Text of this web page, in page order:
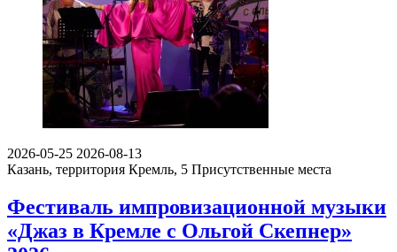
2026-05-25 2026-08-13
Казань, территория Кремль, 5 Присутственные места
Фестиваль импровизационной музыки
«Джаз в Кремле с Ольгой Скепнер»